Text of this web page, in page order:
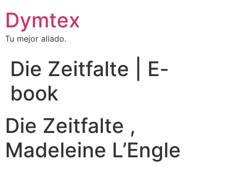
Dymtex
Tu mejor aliado.
Die Zeitfalte | E-
book
Die Zeitfalte ,
Madeleine L’Engle